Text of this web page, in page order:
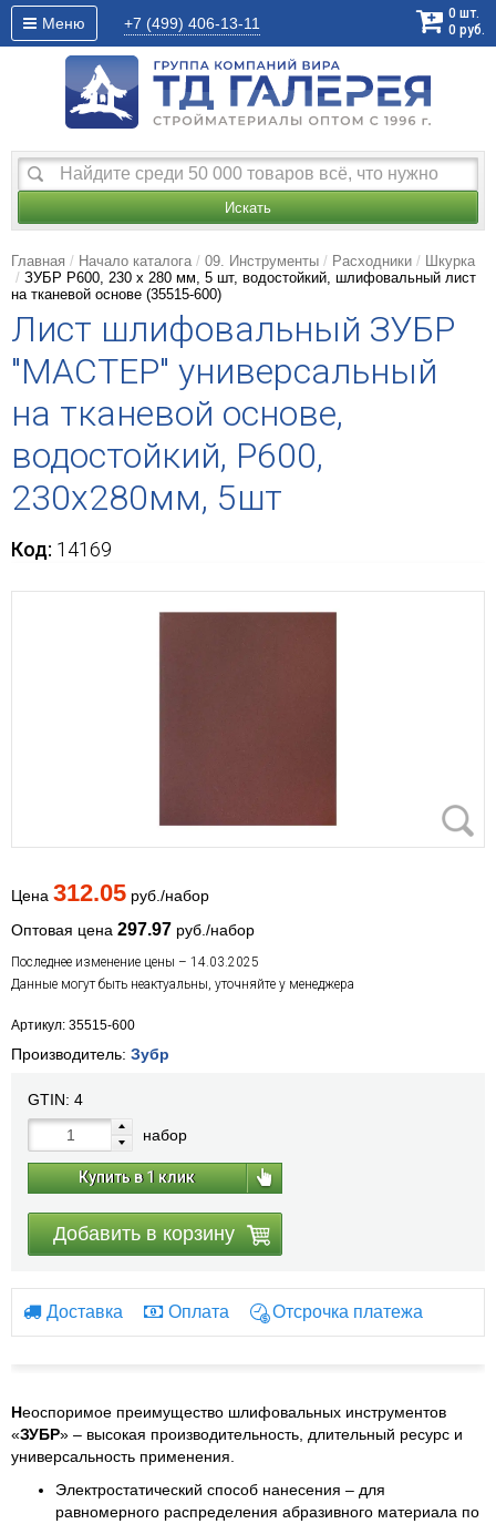
Меню +7 (499) 406-13-11
0 шт.
0 руб.
Искать
Главная Начало каталога 09. Инструменты Расходники
Шкурка
ЗУБР Р600, 230 х 280 мм, 5 шт, водостойкий, шлифовальный лист
на тканевой основе (35515-600)
Лист шлифовальный ЗУБР
"МАСТЕР" универсальный
на тканевой основе,
водостойкий, Р600,
230х280мм, 5шт
Код: 14169
Цена 312.05 руб./набор
Оптовая цена 297.97 руб./набор
Последнее изменение цены – 14.03.2025
Данные могут быть неактуальны, уточняйте у менеджера
Артикул: 35515-600
Производитель: Зубр
GTIN: 4
набор
Купить в 1 клик
Добавить в корзину
Доставка Оплата Отсрочка платежа
Неоспоримое преимущество шлифовальных инструментов
«ЗУБР» – высокая производительность, длительный ресурс и
универсальность применения.
Электростатический способ нанесения – для
равномерного распределения абразивного материала по